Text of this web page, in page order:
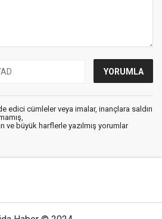
edici cümleler veya imalar, inançlara saldırı
ve büyük harflerle yazılmış yorumlar